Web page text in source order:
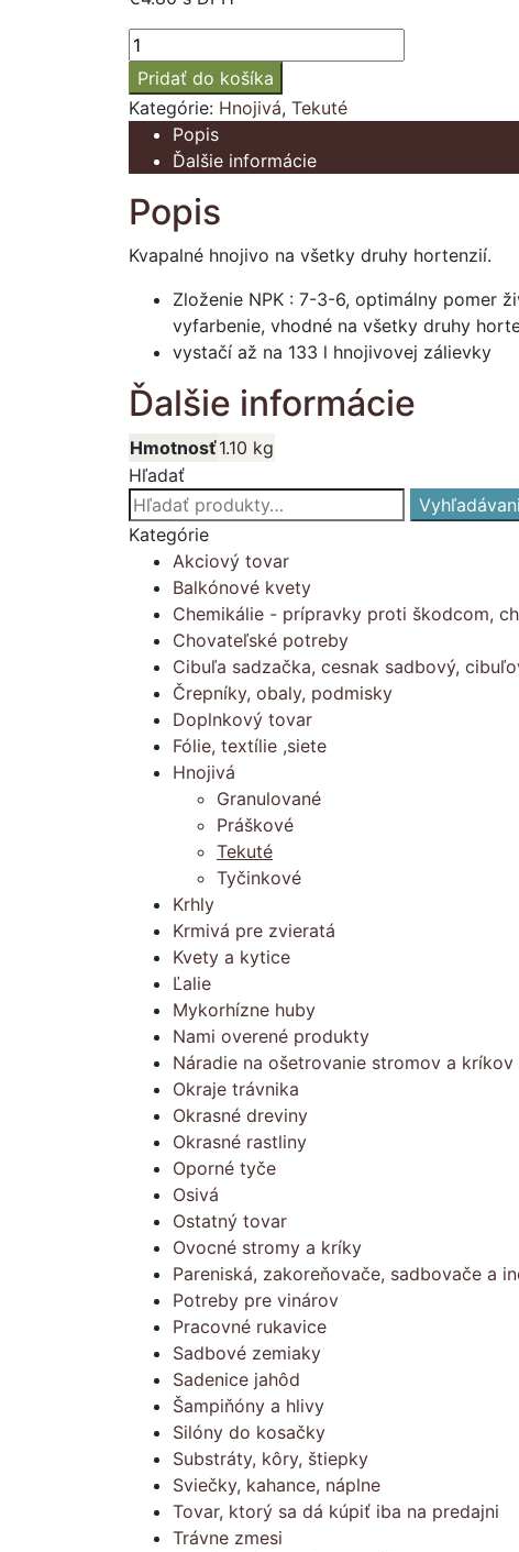
množstvo
Hnojivo
AGRO
CS
Hortenzie
1L
Pridať do košíka
Kategórie: Hnojivá, Tekuté
Popis
Ďalšie informácie
Popis
Kvapalné hnojivo na všetky druhy hortenzií.
Zloženie NPK : 7-3-6, optimálny pomer
vyfarbenie, vhodné na všetky druhy
vystačí až na 133 l hnojivovej zálievky
Ďalšie informácie
Hmotnosť1.10 kg
Hľadať
Hľadať:
Kategórie
Akciový tovar
Balkónové kvety
Chemikálie - prípravky proti škodcom,
Chovateľské potreby
Cibuľa sadzačka, cesnak sadbový,
Črepníky, obaly, podmisky
Doplnkový tovar
Fólie, textílie ,siete
Hnojivá
Granulované
Práškové
Tekuté
Tyčinkové
Krhly
Krmivá pre zvieratá
Kvety a kytice
Ľalie
Mykorhízne huby
Nami overené produkty
Náradie na ošetrovanie stromov a kríkov
Okraje trávnika
Okrasné dreviny
Okrasné rastliny
Oporné tyče
Osivá
Ostatný tovar
Ovocné stromy a kríky
Pareniská, zakoreňovače, sadbovače a
Potreby pre vinárov
Pracovné rukavice
Sadbové zemiaky
Sadenice jahôd
Šampiňóny a hlivy
Silóny do kosačky
Substráty, kôry, štiepky
Sviečky, kahance, náplne
Tovar, ktorý sa dá kúpiť iba na predajni
Trávne zmesi